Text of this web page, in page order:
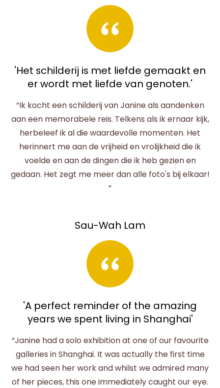
'Het schilderij is met liefde gemaakt en
er wordt met liefde van genoten.'
“Ik kocht een schilderij van Janine als aandenken
aan een memorabele reis. Telkens als ik ernaar kijk,
herbeleef ik al die waardevolle momenten. Het
herinnert me aan de vrijheid en vrolijkheid die ik
voelde en aan de dingen die ik heb gezien en
gedaan. Het zegt me meer dan alle foto's bij elkaar!
”
Sau-Wah Lam
'A perfect reminder of the amazing
years we spent living in Shanghai'
“Janine had a solo exhibition at one of our favourite
galleries in Shanghai. It was actually the first time
we had seen her work and whilst we admired many
of her pieces, this one immediately caught our eye.